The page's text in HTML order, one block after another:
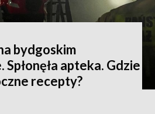
bydgoskim
apteka. Gdzie
recepty?